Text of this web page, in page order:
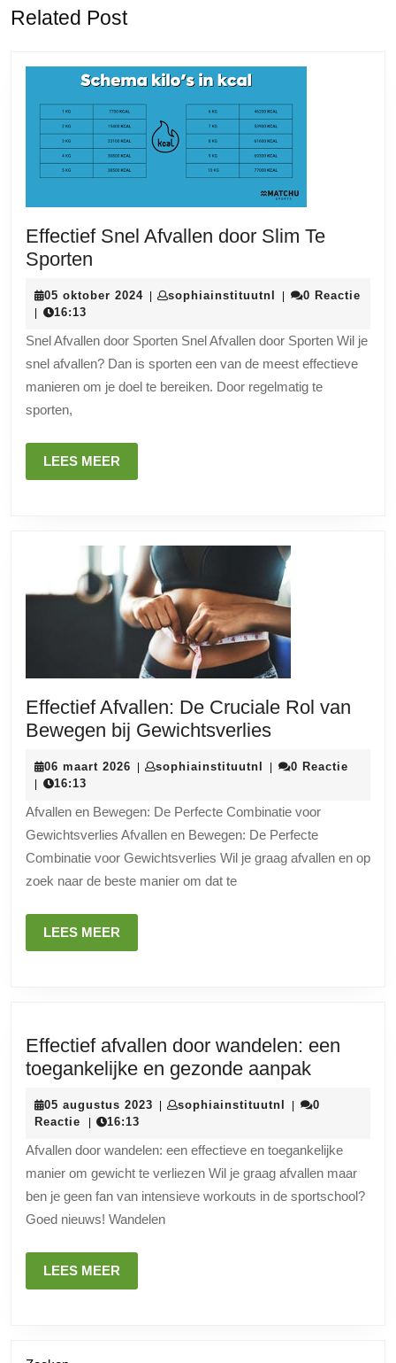
bericht:
Related Post
Effectief Snel Afvallen door Slim Te
Sporten
Afvallen
Slim
Te
Sporten
05 oktober 202405| sophiainstituutnl sophiainstituutnl
| 0 Reactie
| 16:13
Snel Afvallen door Sporten Snel Afvallen door Sporten Wil je
snel afvallen? Dan is sporten een van de meest effectieve
manieren om je doel te bereiken. Door regelmatig te
sporten,
LEES MEER
MEER
Effectief Afvallen: De Cruciale Rol van
Bewegen bij GewichtsverliesEffectief
De
Rol
van
Bewegen
06 maart 2026 06| sophiainstituutnl sophiainstituutnl
| 0 Reactie
| 16:13
Afvallen en Bewegen: De Perfecte Combinatie voor
Gewichtsverlies Afvallen en Bewegen: De Perfecte
Combinatie voor Gewichtsverlies Wil je graag afvallen en op
zoek naar de beste manier om dat te
LEES MEER
MEER
Effectief afvallen door wandelen: een
toegankelijke en gezonde aanpakEffectief
door
een
en
05 augustus 2023 05| sophiainstituutnl sophiainstituutnl
|
0
Reactie
| 16:13
Afvallen door wandelen: een effectieve en toegankelijke
manier om gewicht te verliezen Wil je graag afvallen maar
ben je geen fan van intensieve workouts in de sportschool?
Goed nieuws! Wandelen
LEES MEER
MEER